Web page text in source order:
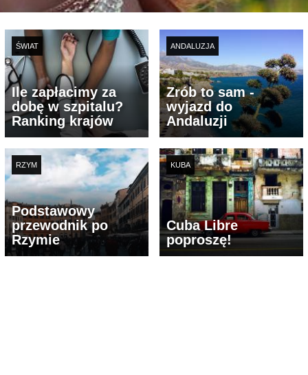
ŚWIAT
Ile zapłacimy za
dobę w szpitalu?
Ranking krajów
ANDALUZJA
Zrób to sam -
wyjazd do
Andaluzji
RZYM
Podstawowy
przewodnik po
Rzymie
KUBA
Cuba Libre
poproszę!